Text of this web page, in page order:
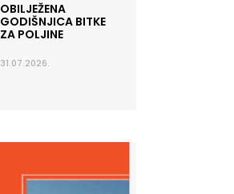
OBILJEŽENA
GODIŠNJICA BITKE
ZA POLJINE
31.07.2026.